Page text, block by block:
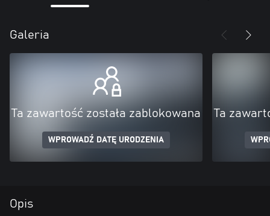
Galeria
Ta zawartość została zablokowana
WPROWADŹ DATĘ URODZENIA
Ta
Opis